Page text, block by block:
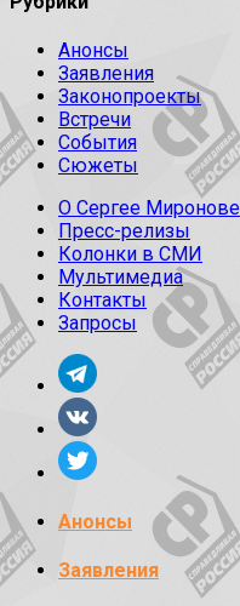
Анонсы
Заявления
Законопроекты
Встречи
События
Сюжеты
О Сергее Миронове
Пресс-релизы
Колонки в СМИ
Мультимедиа
Контакты
Запросы
Анонсы
Заявления